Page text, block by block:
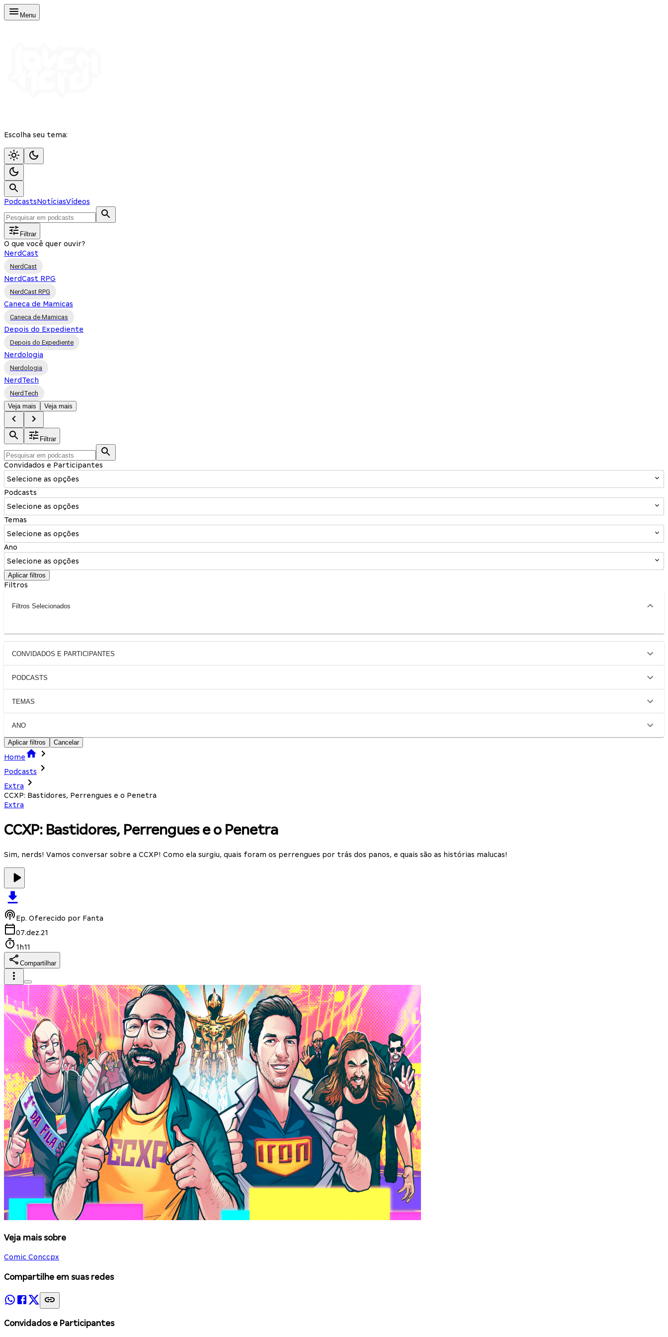
Menu
Escolha seu tema:
PodcastsNotíciasVídeos
Filtrar
O que você quer ouvir?
NerdCast
NerdCast
NerdCast RPG
NerdCast RPG
Caneca de Mamicas
Caneca de Mamicas
Depois do Expediente
Depois do Expediente
Nerdologia
Nerdologia
NerdTech
NerdTech
Veja mais
Veja mais
Filtrar
Convidados e Participantes
Selecione as opções
Podcasts
Selecione as opções
Temas
Selecione as opções
Ano
Selecione as opções
Aplicar filtros
Filtros
Filtros Selecionados
CONVIDADOS E PARTICIPANTES
PODCASTS
TEMAS
ANO
Aplicar filtros Cancelar
Home
Podcasts
Extra
CCXP: Bastidores, Perrengues e o Penetra
Extra
CCXP: Bastidores, Perrengues e o Penetra
Sim, nerds! Vamos conversar sobre a CCXP! Como ela surgiu, quais foram os perrengues por trás dos panos, e quais são as histórias malucas!
Ep. Oferecido por Fanta
07.dez.21
1h11
Compartilhar
Veja mais sobre
Comic Conccpx
Compartilhe em suas redes
Convidados e Participantes